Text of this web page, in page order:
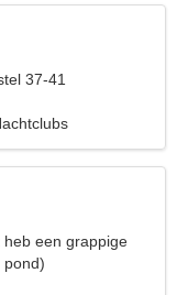
37-41
een grappige
pond)